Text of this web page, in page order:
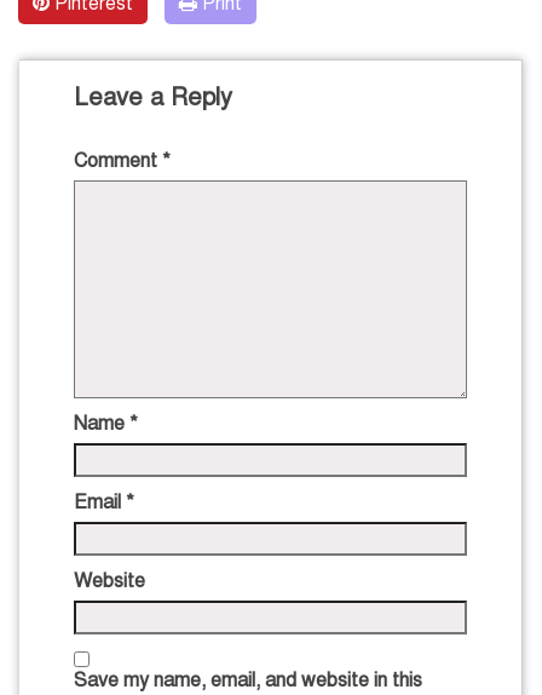
Leave a Reply
Comment *
Name *
Email *
Website
Save my name, email, and website in this